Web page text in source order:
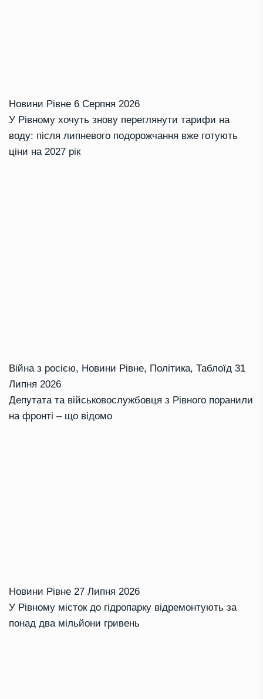
Новини Рівне 6 Серпня 2026
У Рівному хочуть знову переглянути тарифи на
воду: після липневого подорожчання вже готують
ціни на 2027 рік
Війна з росією, Новини Рівне, Політика, Таблоїд 31
Липня 2026
Депутата та військовослужбовця з Рівного поранили
на фронті – що відомо
Новини Рівне 27 Липня 2026
У Рівному місток до гідропарку відремонтують за
понад два мільйони гривень